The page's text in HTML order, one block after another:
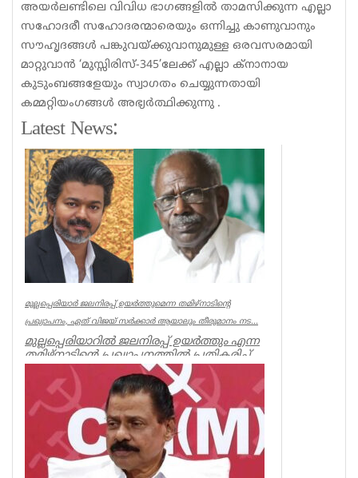
അയര്‍ലണ്ടിലെ വിവിധ ഭാഗങ്ങളില്‍ താമസിക്കുന്ന എല്ലാ
സഹോദരീ സഹോദരന്മാരെയും ഒന്നിച്ചു കാണുവാനും
സൗഹൃദങ്ങള്‍ പങ്കുവയ്ക്കുവാനുമുള്ള ഒരവസരമായി
മാറ്റുവാന്‍ ‘മുസ്സിരിസ്-345’ലേക്ക് എല്ലാ ക്നാനായ
കുടുംബങ്ങളേയും സ്വാഗതം ചെയ്യുന്നതായി
കമ്മറ്റിയംഗങ്ങള്‍ അഭ്യര്‍ത്ഥിക്കുന്നു .
Latest News:
മുല്ലപ്പെരിയാർ ജലനിരപ്പ് ഉയർത്തുമെന്ന തമിഴ്നാടിന്റെ
പ്രഖ്യാപനം, ഏത് വിജയ് സർക്കാർ ആയാലും തീരുമാനം നട...
മുല്ലപ്പെരിയാറിൽ ജലനിരപ്പ് ഉയർത്തും എന്ന
തമിഴ്നാടിന്റെ പ്രഖ്യാപനത്തിൽ പ്രതികരിച്ച്
മുൻമന്ത്രി എം എം...
Kerala